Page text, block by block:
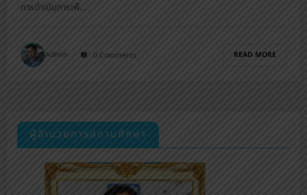
การดำเนินการเพื…
Admin 0 Comments READ MORE
ผู้อำนวยการสถานศึกษา